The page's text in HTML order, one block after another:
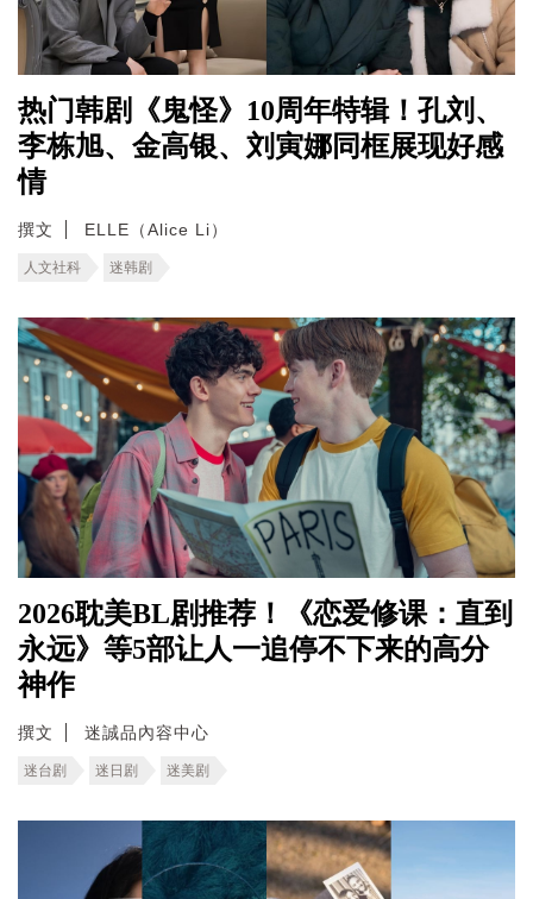
热门韩剧《鬼怪》10周年特辑！孔刘、
李栋旭、金高银、刘寅娜同框展现好感
情
撰文 ELLE（Alice Li）
人文社科 迷韩剧
2026耽美BL剧推荐！《恋爱修课：直到
永远》等5部让人一追停不下来的高分
神作
撰文 迷誠品內容中心
迷台剧 迷日剧 迷美剧